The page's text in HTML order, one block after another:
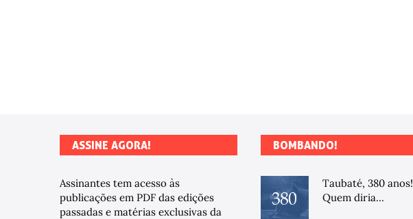
ASSINE AGORA!
Assinantes tem acesso às
publicações em PDF das edições
passadas e matérias exclusivas da
BOMBANDO!
Taubaté, 380 anos!
Quem diria...